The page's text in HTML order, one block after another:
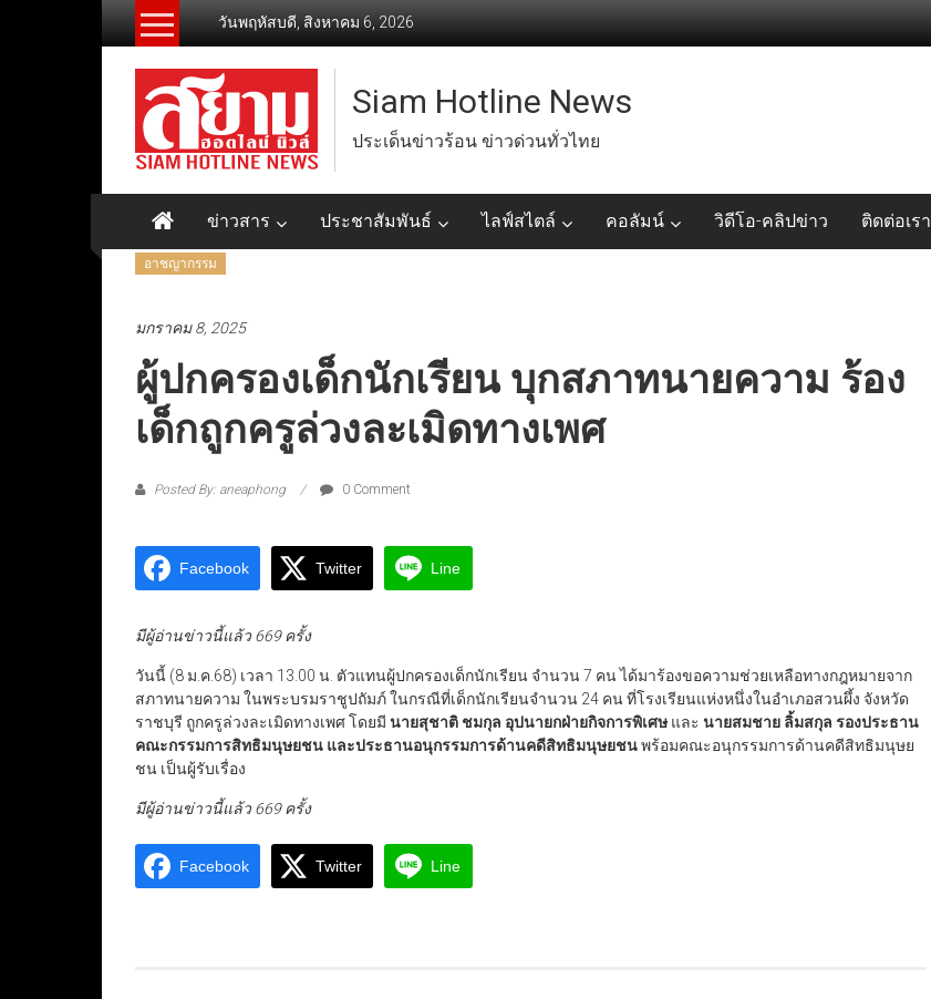
วันพฤหัสบดี, สิงหาคม 6, 2026
Siam Hotline News
ประเด็นข่าวร้อน ข่าวด่วนทั่วไทย
ข่าวสาร ประชาสัมพันธ์ ไลฟ์สไตล์ คอลัมน์ วิดีโอ-คลิปข่าว ติดต่อเรา
อาชญากรรม
มกราคม 8, 2025
ผู้ปกครองเด็กนักเรียน บุกสภาทนายความ ร้อง
เด็กถูกครูล่วงละเมิดทางเพศ
Posted By: aneaphong 0 Comment
Facebook Twitter Line
มีผู้อ่านข่าวนี้แล้ว 669 ครั้ง
วันนี้ (8 ม.ค.68) เวลา 13.00 น. ตัวแทนผู้ปกครองเด็กนักเรียน จำนวน 7 คน ได้มาร้องขอความช่วยเหลือทางกฎหมายจาก
สภาทนายความ ในพระบรมราชูปถัมภ์ ในกรณีที่เด็กนักเรียนจำนวน 24 คน ที่โรงเรียนแห่งหนึ่งในอำเภอสวนผึ้ง จังหวัด
ราชบุรี ถูกครูล่วงละเมิดทางเพศ โดยมี นายสุชาติ ชมกุล อุปนายกฝ่ายกิจการพิเศษและ นายสมชาย ลิ้มสกุล รองประธาน
คณะกรรมการสิทธิมนุษยชน และประธานอนุกรรมการด้านคดีสิทธิมนุษยชนพร้อมคณะอนุกรรมการด้านคดีสิทธิมนุษย
ชน เป็นผู้รับเรื่อง
มีผู้อ่านข่าวนี้แล้ว 669 ครั้ง
Facebook Twitter Line